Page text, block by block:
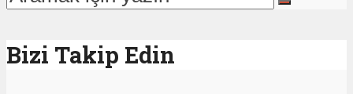
Bizi Takip Edin